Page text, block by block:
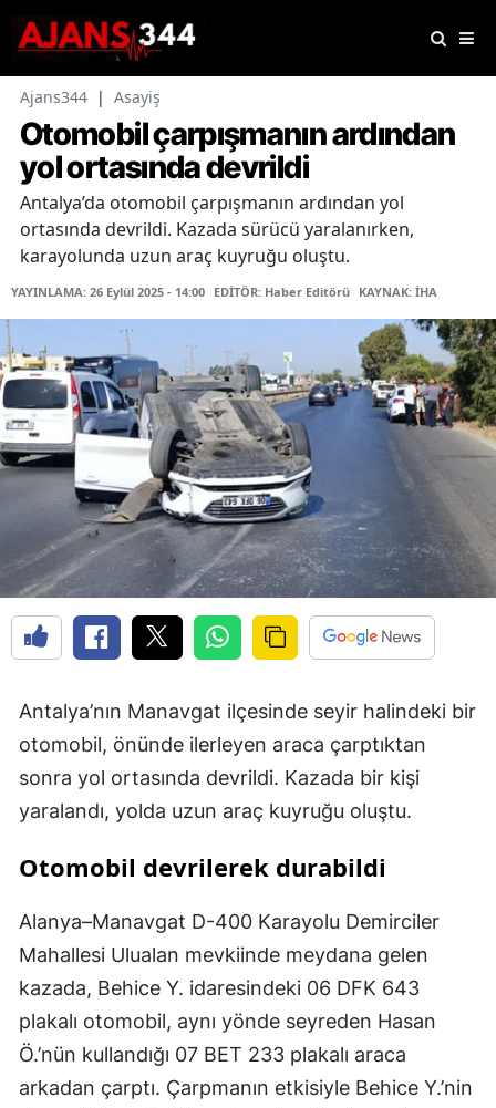
Ajans344 | Asayiş
Otomobil çarpışmanın ardından
yol ortasında devrildi
Antalya’da otomobil çarpışmanın ardından yol
ortasında devrildi. Kazada sürücü yaralanırken,
karayolunda uzun araç kuyruğu oluştu.
YAYINLAMA: 26 Eylül 2025 - 14:00 EDİTÖR: Haber Editörü KAYNAK: İHA
Antalya’nın Manavgat ilçesinde seyir halindeki bir
otomobil, önünde ilerleyen araca çarptıktan
sonra yol ortasında devrildi. Kazada bir kişi
yaralandı, yolda uzun araç kuyruğu oluştu.
Otomobil devrilerek durabildi
Alanya–Manavgat D-400 Karayolu Demirciler
Mahallesi Ulualan mevkiinde meydana gelen
kazada, Behice Y. idaresindeki 06 DFK 643
plakalı otomobil, aynı yönde seyreden Hasan
Ö.’nün kullandığı 07 BET 233 plakalı araca
arkadan çarptı. Çarpmanın etkisiyle Behice Y.’nin